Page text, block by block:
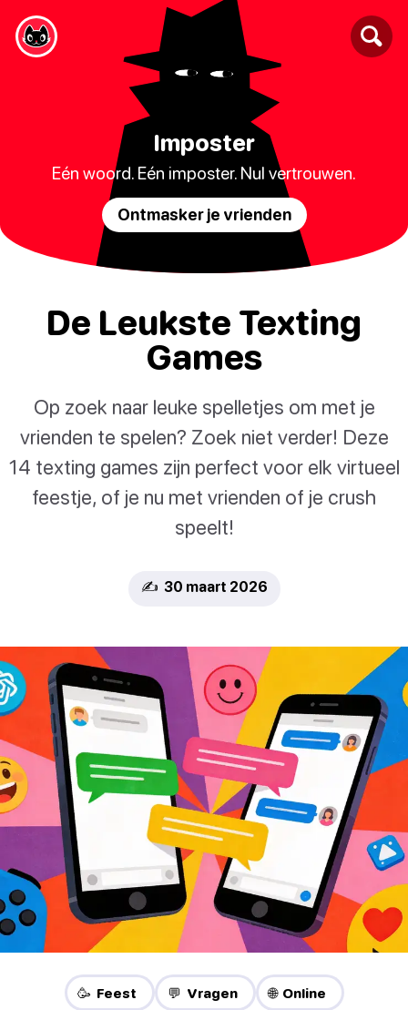
Imposter
Eén woord. Eén imposter. Nul vertrouwen.
Ontmasker je vrienden
De Leukste Texting
Games
Op zoek naar leuke spelletjes om met je
vrienden te spelen? Zoek niet verder! Deze
14 texting games zijn perfect voor elk virtueel
feestje, of je nu met vrienden of je crush
speelt!
✍️ 30 maart 2026
🥳 Feest 💬 Vragen 🌐 Online